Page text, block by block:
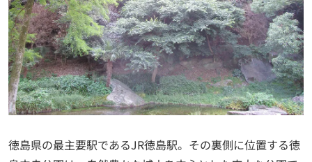
徳島県の最主要駅であるJR徳島駅。その裏側に位置する徳